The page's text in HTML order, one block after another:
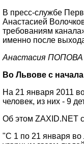
В пресс-службе
Анастасией
требованиям
именно после
Анастасия ПОПОВА
Во Львове с
На 21 января 2011
человек, из них - 9
Об этом ZAXID.NET
"С 1 по 21 января во